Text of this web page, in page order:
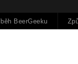
BeerGeeku